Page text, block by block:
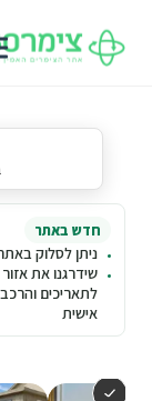
חדש באתר
ניתן לסלוק
שידרגנו את
לתאריכים
אישית